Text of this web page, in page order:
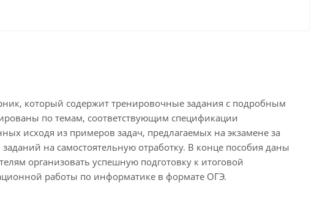
который содержит тренировочные задания с подробным
по темам, соответствующим спецификации
исходя из примеров задач, предлагаемых на экзамене за
на самостоятельную отработку. В конце пособия даны
организовать успешную подготовку к итоговой
работы по информатике в формате ОГЭ.